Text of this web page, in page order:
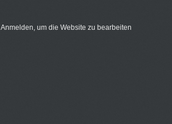
Anmelden, um die Website zu bearbeiten